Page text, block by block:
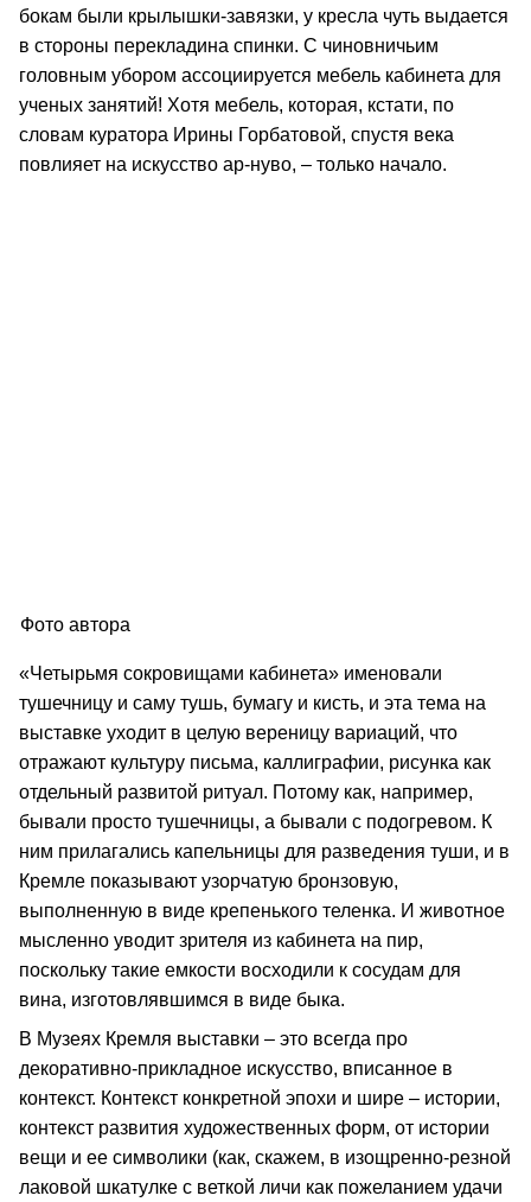
бокам были крылышки-завязки, у кресла чуть выдается
в стороны перекладина спинки. С чиновничьим
головным убором ассоциируется мебель кабинета для
ученых занятий! Хотя мебель, которая, кстати, по
словам куратора Ирины Горбатовой, спустя века
повлияет на искусство ар-нуво, – только начало.
Фото автора
«Четырьмя сокровищами кабинета» именовали
тушечницу и саму тушь, бумагу и кисть, и эта тема на
выставке уходит в целую вереницу вариаций, что
отражают культуру письма, каллиграфии, рисунка как
отдельный развитой ритуал. Потому как, например,
бывали просто тушечницы, а бывали с подогревом. К
ним прилагались капельницы для разведения туши, и в
Кремле показывают узорчатую бронзовую,
выполненную в виде крепенького теленка. И животное
мысленно уводит зрителя из кабинета на пир,
поскольку такие емкости восходили к сосудам для
вина, изготовлявшимся в виде быка.
В Музеях Кремля выставки – это всегда про
декоративно-прикладное искусство, вписанное в
контекст. Контекст конкретной эпохи и шире – истории,
контекст развития художественных форм, от истории
вещи и ее символики (как, скажем, в изощренно-резной
лаковой шкатулке с веткой личи как пожеланием удачи